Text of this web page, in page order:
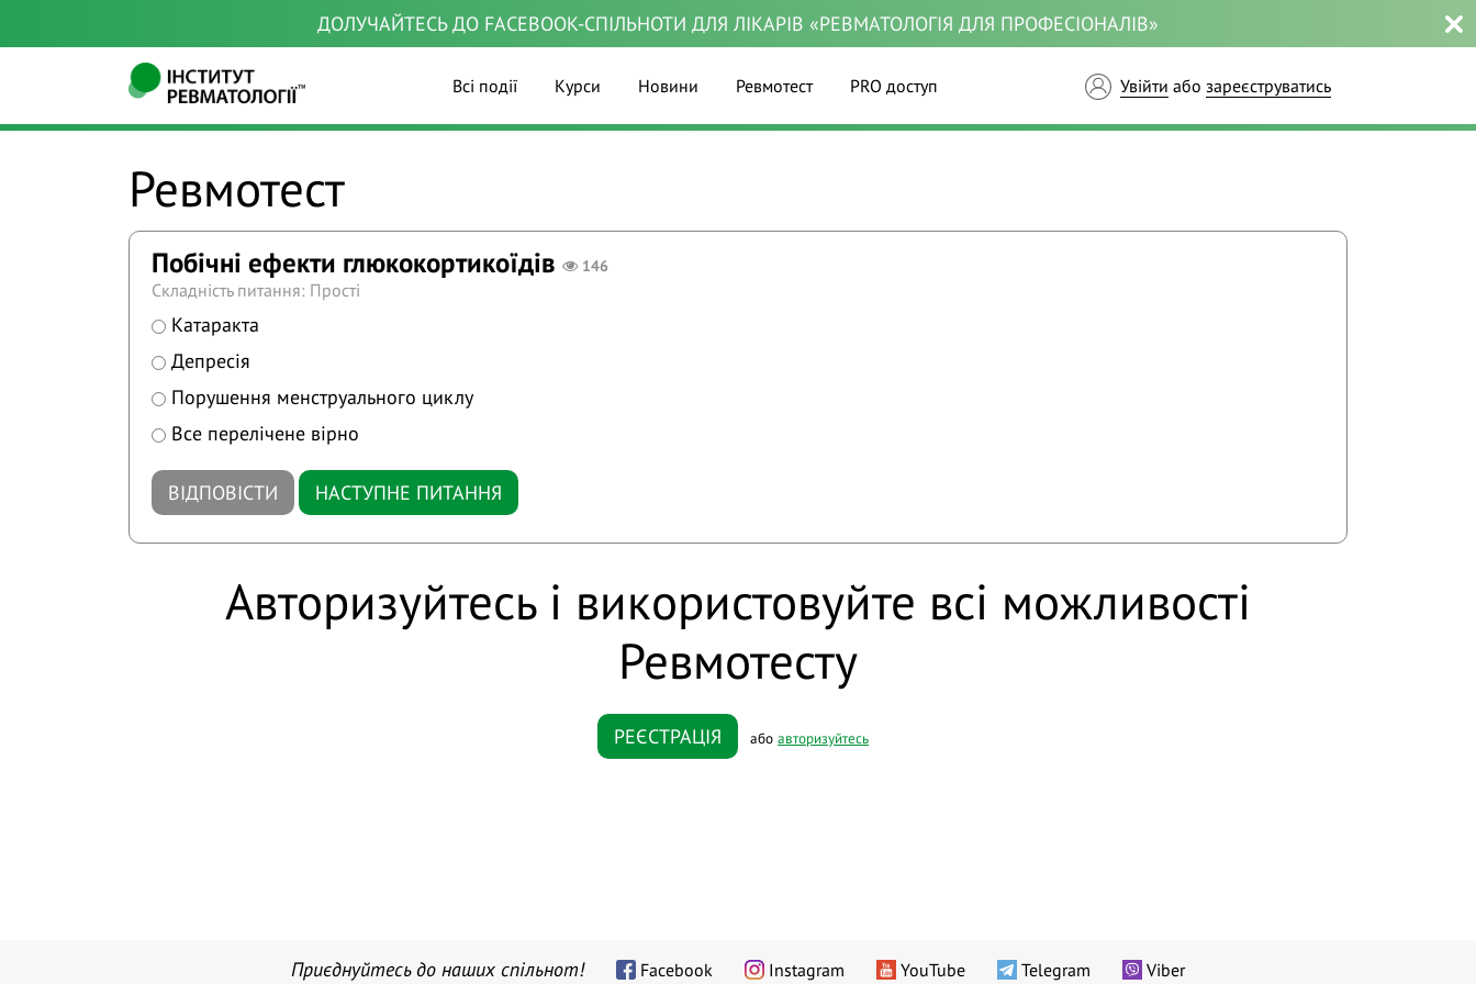
ДОЛУЧАЙТЕСЬ ДО FACEBOOK-СПІЛЬНОТИ ДЛЯ ЛІКАРІВ «РЕВМАТОЛОГІЯ ДЛЯ ПРОФЕСІОНАЛІВ»
Всі події Курси Новини Ревмотест PRO доступ Увійти або зареєструватись
Ревмотест
Побічні ефекти глюкокортикоїдів 146
Складність питання: Прості
Катаракта
Депресія
Порушення менструального циклу
Все перелічене вірно
ВІДПОВІСТИ НАСТУПНЕ ПИТАННЯ
Авторизуйтесь і використовуйте всі можливості
Ревмотесту
РЕЄСТРАЦІЯ абоавторизуйтесь
Приєднуйтесь до наших спільнот! Facebook Instagram YouTube Telegram Viber